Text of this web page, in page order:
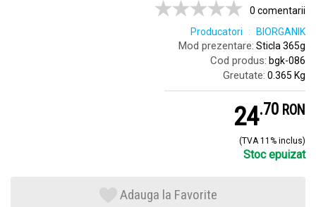
0 comentarii
Producatori
BIORGANIK
Mod prezentare: Sticla 365g
Cod produs: bgk-086
Greutate: 0.365 Kg
24.7 RON
(TVA 11% inclus)
Stoc epuizat
Adauga la Favorite